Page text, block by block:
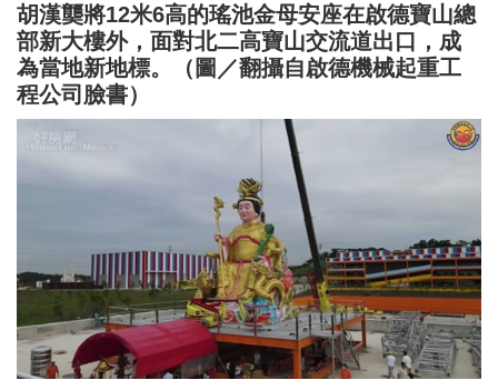
胡漢龑將12米6高的瑤池金母安座在啟德寶山總
部新大樓外，面對北二高寶山交流道出口，成
為當地新地標。（圖／翻攝自啟德機械起重工
程公司臉書）